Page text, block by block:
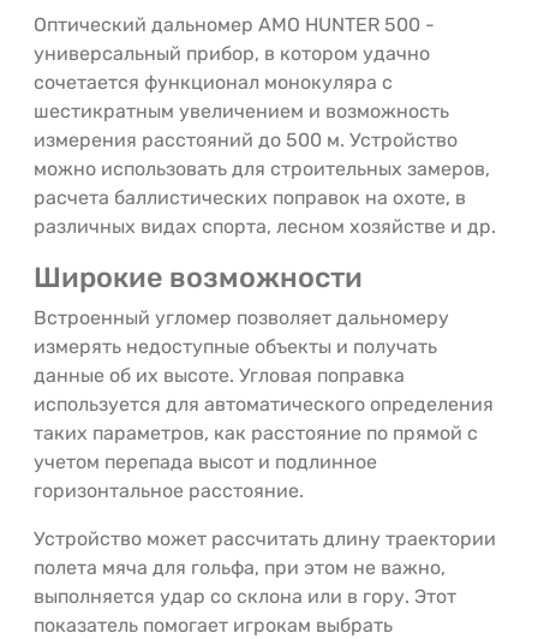
Оптический дальномер AMO HUNTER 500 -
универсальный прибор, в котором удачно
сочетается функционал монокуляра с
шестикратным увеличением и возможность
измерения расстояний до 500 м. Устройство
можно использовать для строительных замеров,
расчета баллистических поправок на охоте, в
различных видах спорта, лесном хозяйстве и др.
Широкие возможности
Встроенный угломер позволяет дальномеру
измерять недоступные объекты и получать
данные об их высоте. Угловая поправка
используется для автоматического определения
таких параметров, как расстояние по прямой с
учетом перепада высот и подлинное
горизонтальное расстояние.
Устройство может рассчитать длину траектории
полета мяча для гольфа, при этом не важно,
выполняется удар со склона или в гору. Этот
показатель помогает игрокам выбрать